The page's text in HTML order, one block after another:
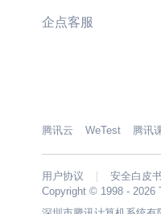
企点客服
腾讯云 WeTest 腾讯
用户协议 安全白皮书
Copyright © 1998 - 2026